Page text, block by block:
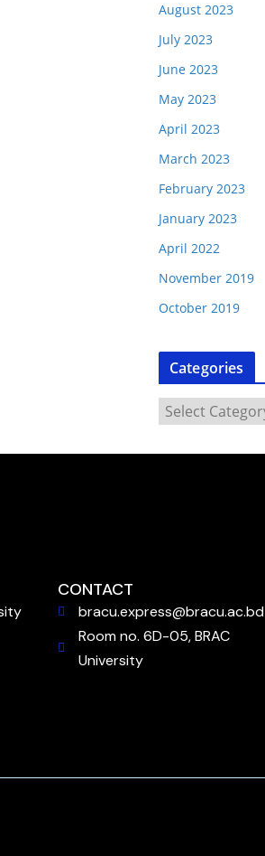
August 2023
July 2023
June 2023
May 2023
April 2023
March 2023
February 2023
January 2023
April 2022
November 2019
October 2019
Categories
CONTACT
bracu.express@bracu.ac.bd
Room no. 6D-05, BRAC
University